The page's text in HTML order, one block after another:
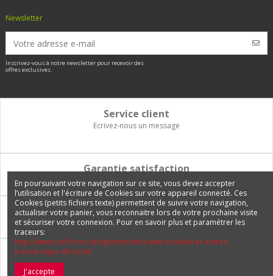
Newsletter
Inscrivez-vous à notre newsletter pour recevoir des
offres exclusives.
Service client
Ecrivez-nous un message
Garantie satisfaction
Vous disposez de 14 jours pour changer d'avis et être remboursé
Paiement 100% sécurisé
Carte bancaire, PayPal, 3 fois sans frais, virement bancaire
Livraison Internationale
Expédition en France, en Europe et vers tous les DOM-TOM
En poursuivant votre navigation sur ce site, vous devez accepter
l’utilisation et l'écriture de Cookies sur votre appareil connecté. Ces
Cookies (petits fichiers texte) permettent de suivre votre navigation,
actualiser votre panier, vous reconnaitre lors de votre prochaine visite
et sécuriser votre connexion. Pour en savoir plus et paramétrer les
traceurs:
http://www.cnil.fr/vos-obligations/sites-web-cookies-et-autres-
traceurs/que-dit-la-loi/
J'accepte